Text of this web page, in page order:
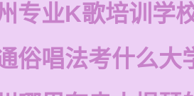
专业K歌培训学
俗唱法考什么大